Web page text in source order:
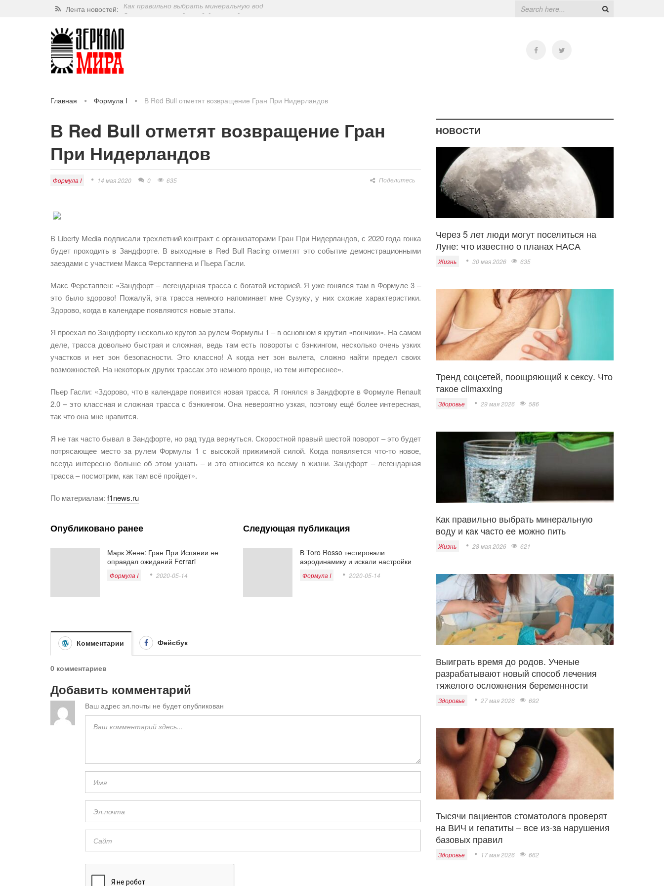
Лента новостей: Завершат ли когда-нибудь периодическу
Через 5 лет люди могут поселиться на Лу
Главная Формула I В Red Bull отметят возвращение Гран При Нидерландов
В Red Bull отметят возвращение Гран
При Нидерландов
Формула I 14 мая 2020 0 635 Поделитесь
В Liberty Media подписали трехлетний контракт с организаторами Гран При Нидерландов, с 2020 года гонка
будет проходить в Зандфорте. В выходные в Red Bull Racing отметят это событие демонстрационными
заездами с участием Макса Ферстаппена и Пьера Гасли.
Макс Ферстаппен: «Зандфорт – легендарная трасса с богатой историей. Я уже гонялся там в Формуле 3 –
это было здорово! Пожалуй, эта трасса немного напоминает мне Сузуку, у них схожие характеристики.
Здорово, когда в календаре появляются новые этапы.
Я проехал по Зандфорту несколько кругов за рулем Формулы 1 – в основном я крутил «пончики». На самом
деле, трасса довольно быстрая и сложная, ведь там есть повороты с бэнкингом, несколько очень узких
участков и нет зон безопасности. Это классно! А когда нет зон вылета, сложно найти предел своих
возможностей. На некоторых других трассах это немного проще, но тем интереснее».
Пьер Гасли: «Здорово, что в календаре появится новая трасса. Я гонялся в Зандфорте в Формуле Renault
2.0 – это классная и сложная трасса с бэнкингом. Она невероятно узкая, поэтому ещё более интересная,
так что она мне нравится.
Я не так часто бывал в Зандфорте, но рад туда вернуться. Скоростной правый шестой поворот – это будет
потрясающее место за рулем Формулы 1 с высокой прижимной силой. Когда появляется что-то новое,
всегда интересно больше об этом узнать – и это относится ко всему в жизни. Зандфорт – легендарная
трасса – посмотрим, как там всё пройдет».
По материалам: f1news.ru
Опубликовано ранее
Марк Жене: Гран При Испании не
оправдал ожиданий Ferrari
Формула I 2020-05-14
Следующая публикация
В Toro Rosso тестировали
аэродинамику и искали настройки
Формула I 2020-05-14
Комментарии Фейсбук
0 комментариев
Добавить комментарий
Ваш адрес эл.почты не будет опубликован
НОВОСТИ
Через 5 лет люди могут поселиться на
Луне: что известно о планах НАСА
Жизнь 30 мая 2026 635
Тренд соцсетей, поощряющий к сексу. Что
такое climaxxing
Здоровье 29 мая 2026 586
Как правильно выбрать минеральную
воду и как часто ее можно пить
Жизнь 28 мая 2026 621
Выиграть время до родов. Ученые
разрабатывают новый способ лечения
тяжелого осложнения беременности
Здоровье 27 мая 2026 692
Тысячи пациентов стоматолога проверят
на ВИЧ и гепатиты – все из-за нарушения
базовых правил
Здоровье 17 мая 2026 662